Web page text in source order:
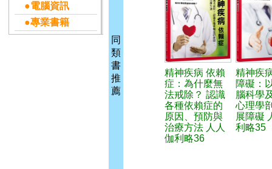
●電腦資訊
●專業書籍
同
類
書
推
薦
精神疾病 依賴
症：為什麼無
法戒除？ 認識
各種依賴症的
原因、預防與
治療方法 人人
伽利略36
精神疾
障礙：
腦科學
心理學
展障礙
利略35